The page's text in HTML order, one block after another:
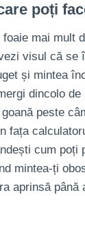
poți
foaie mai
visul că se
și mintea
dincolo
peste
fața
cum
mintea-ți
aprinsă